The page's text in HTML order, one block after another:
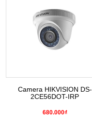
Camera HIKVISION DS-
2CE56DOT-IRP
680.000₫